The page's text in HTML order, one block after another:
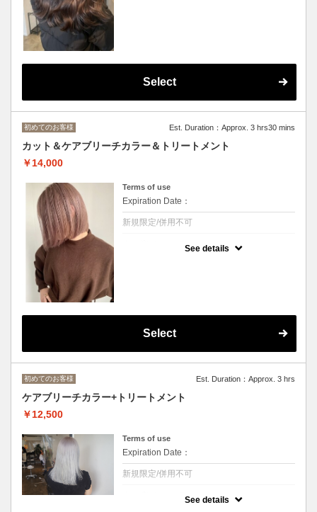
Select
初めてのお客様 Est. Duration：Approx. 3 hrs30 mins
カット＆ケアブリーチカラー＆トリートメント
￥14,000
Terms of use
Expiration Date：
新規限定/併用不可
See details
Select
初めてのお客様 Est. Duration：Approx. 3 hrs
ケアブリーチカラー+トリートメント
￥12,500
Terms of use
Expiration Date：
新規限定/併用不可
See details